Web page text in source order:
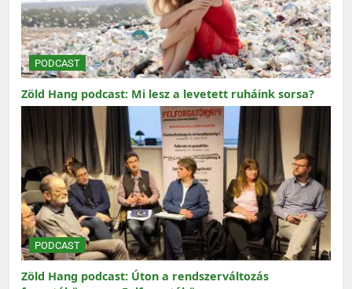
PODCAST
Zöld Hang podcast: Mi lesz a levetett ruháink sorsa?
PODCAST
Zöld Hang podcast: Úton a rendszerváltozás